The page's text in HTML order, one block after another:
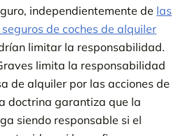
independientemente de las
de coches de alquiler
limitar la responsabilidad.
limita la responsabilidad
de alquiler por las acciones de
doctrina garantiza que la
siendo responsable si el